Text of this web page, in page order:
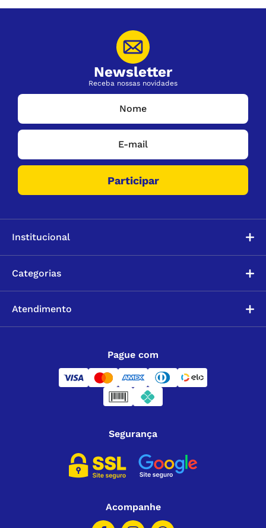
Newsletter
Receba nossas novidades
Institucional
Categorias
Atendimento
Pague com
Segurança
Acompanhe